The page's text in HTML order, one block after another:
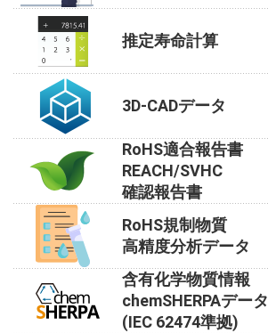
推定寿命計算
3D-CADデータ
RoHS適合報告書
REACH/SVHC
確認報告書
RoHS規制物質
高精度分析データ
含有化学物質情報
chemSHERPAデータ
(IEC 62474準拠)